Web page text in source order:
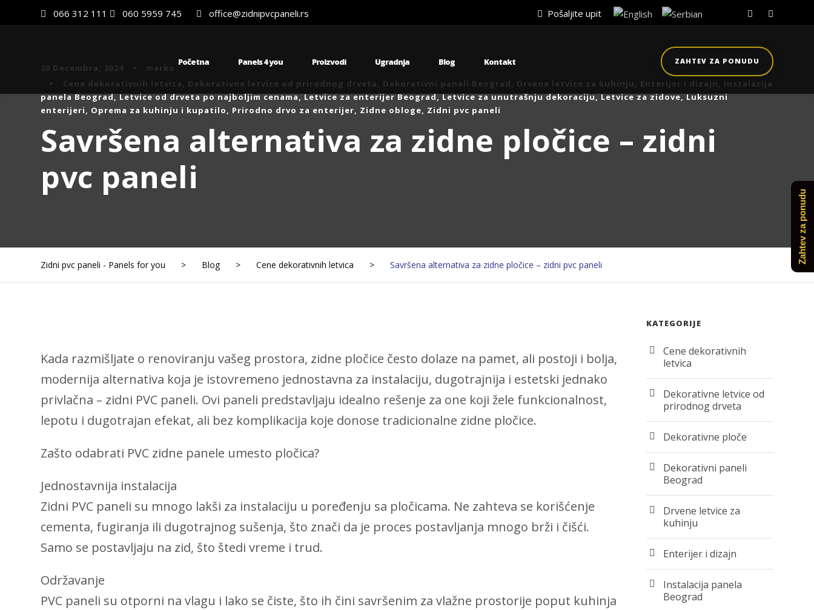
066 312 111 060 5959 745 office@zidnipvcpaneli.rs Pošaljite upit
Početna Panels 4 you Proizvodi Ugradnja Blog Kontakt ZAHTEV ZA PONUDU
20 Decembra, 2024 •
marko
•
Cene dekorativnih letvica, Dekorativne letvice od prirodnog drveta, Dekorativni paneli Beograd, Drvene letvice za kuhinju, Enterijer i dizajn, Instalacija
panela Beograd, Letvice od drveta po najboljim cenama, Letvice za enterijer Beograd, Letvice za unutrašnju dekoraciju, Letvice za zidove, Luksuzni
enterijeri, Oprema za kuhinju i kupatilo, Prirodno drvo za enterijer, Zidne obloge, Zidni pvc paneli
Savršena alternativa za zidne pločice – zidni
pvc paneli
Zidni pvc paneli - Panels for you > Blog > Cene dekorativnih letvica > Savršena alternativa za zidne pločice – zidni pvc paneli
Kada razmišljate o renoviranju vašeg prostora, zidne pločice često dolaze na pamet, ali postoji i bolja,
modernija alternativa koja je istovremeno jednostavna za instalaciju, dugotrajnija i estetski jednako
privlačna – zidni PVC paneli. Ovi paneli predstavljaju idealno rešenje za one koji žele funkcionalnost,
lepotu i dugotrajan efekat, ali bez komplikacija koje donose tradicionalne zidne pločice.
Zašto odabrati PVC zidne panele umesto pločica?
Jednostavnija instalacija
Zidni PVC paneli su mnogo lakši za instalaciju u poređenju sa pločicama. Ne zahteva se korišćenje
cementa, fugiranja ili dugotrajnog sušenja, što znači da je proces postavljanja mnogo brži i čišći.
Samo se postavljaju na zid, što štedi vreme i trud.
Održavanje
PVC paneli su otporni na vlagu i lako se čiste, što ih čini savršenim za vlažne prostorije poput kuhinja
KATEGORIJE
Cene dekorativnih
letvica
Dekorativne letvice od
prirodnog drveta
Dekorativne ploče
Dekorativni paneli
Beograd
Drvene letvice za
kuhinju
Enterijer i dizajn
Instalacija panela
Beograd
Zahtev za ponudu